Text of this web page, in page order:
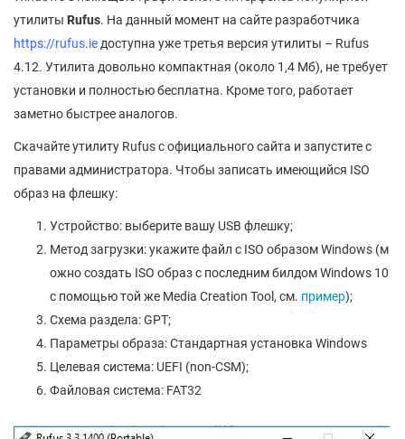
утилиты Rufus. На данный момент на сайте разработчика
https://rufus.ie доступна уже третья версия утилиты – Rufus
4.12. Утилита довольно компактная (около 1,4 Мб), не требует
установки и полностью бесплатна. Кроме того, работает
заметно быстрее аналогов.
Скачайте утилиту Rufus с официального сайта и запустите с
правами администратора. Чтобы записать имеющийся ISO
образ на флешку:
Устройство: выберите вашу USB флешку;
Метод загрузки: укажите файл с ISO образом Windows (м
ожно создать ISO образ с последним билдом Windows 10
с помощью той же Media Creation Tool, см. пример);
Схема раздела: GPT;
Параметры образа: Стандартная установка Windows
Целевая система: UEFI (non-CSM);
Файловая система: FAT32